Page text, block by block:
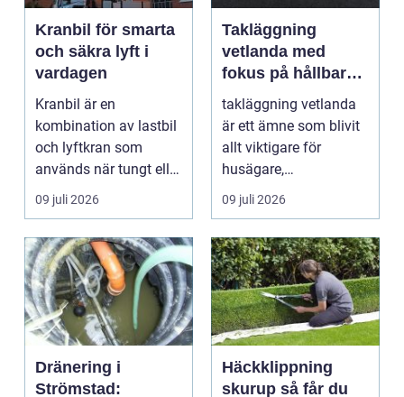
Kranbil för smarta
och säkra lyft i
vardagen
Kranbil är en
kombination av lastbil
och lyftkran som
används när tungt eller
skrymma...
09 juli 2026
Takläggning
vetlanda med
fokus på hållbara
tak och trygga hus
takläggning vetlanda
är ett ämne som blivit
allt viktigare för
husägare,
bostadsrättsföreningar
och ...
09 juli 2026
Dränering i
Strömstad:
Häckklippning
skurup så får du